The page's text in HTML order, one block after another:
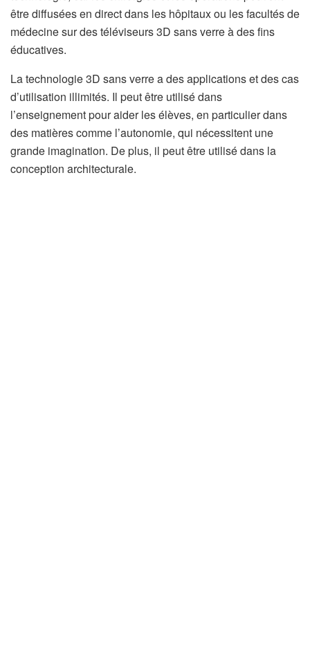
être diffusées en direct dans les hôpitaux ou les facultés de
médecine sur des téléviseurs 3D sans verre à des fins
éducatives.
La technologie 3D sans verre a des applications et des cas
d’utilisation illimités. Il peut être utilisé dans
l’enseignement pour aider les élèves, en particulier dans
des matières comme l’autonomie, qui nécessitent une
grande imagination. De plus, il peut être utilisé dans la
conception architecturale.